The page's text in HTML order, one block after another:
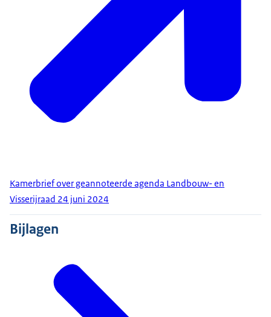
Kamerbrief over geannoteerde agenda Landbouw- en
Visserijraad 24 juni 2024
Bijlagen